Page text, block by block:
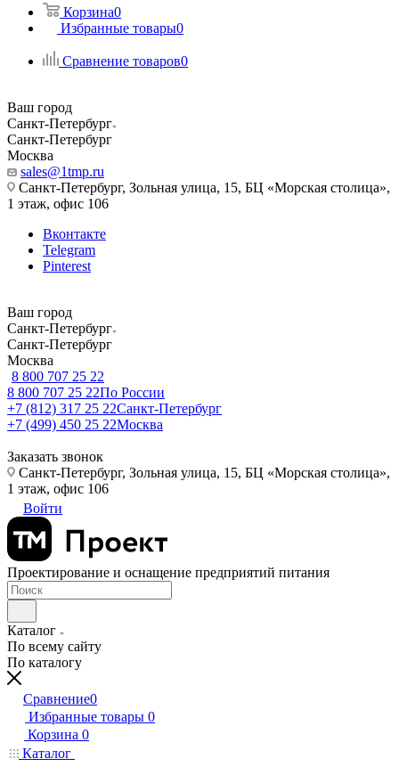
Корзина0
Избранные товары0
Сравнение товаров0
Ваш город
Санкт-Петербург
Санкт-Петербург
Москва
sales@1tmp.ru
Санкт-Петербург, Зольная улица, 15, БЦ «Морская столица»,
1 этаж, офис 106
Вконтакте
Telegram
Pinterest
Ваш город
Санкт-Петербург
Санкт-Петербург
Москва
8 800 707 25 22
8 800 707 25 22По России
+7 (812) 317 25 22Санкт-Петербург
+7 (499) 450 25 22Москва
Заказать звонок
Санкт-Петербург, Зольная улица, 15, БЦ «Морская столица»,
1 этаж, офис 106
Войти
Проектирование и оснащение предприятий питания
Каталог
По всему сайту
По каталогу
Сравнение0
Избранные товары 0
Корзина 0
Каталог